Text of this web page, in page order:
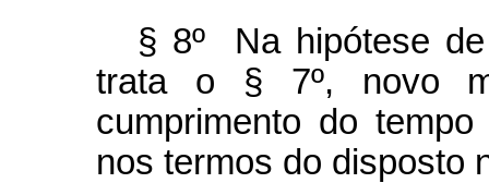
§ 8º Na hipótese
trata o § 7º, novo
cumprimento do
nos termos do disposto